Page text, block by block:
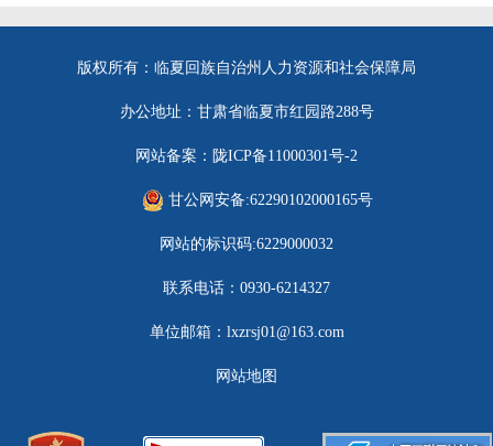
版权所有：临夏回族自治州人力资源和社会保障局
办公地址：甘肃省临夏市红园路288号
网站备案：陇ICP备11000301号-2
甘公网安备:62290102000165号
网站的标识码:6229000032
联系电话：0930-6214327
单位邮箱：lxzrsj01@163.com
网站地图